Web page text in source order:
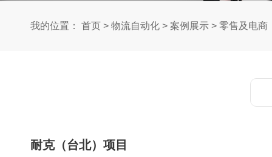
我的位置： 首页 > 物流自动化 > 案例展示 > 零售及电商
耐克（台北）项目